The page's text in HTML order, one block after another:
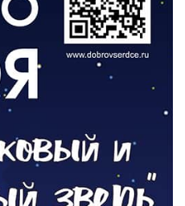
готовность к